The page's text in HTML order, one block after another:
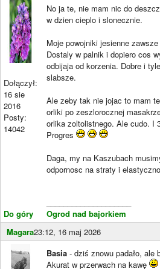
Dołączył:
16 sie
2016
Posty:
14042
Do góry
No ja te, nie mam nic do
w dzien cieplo i slonecznie.
Moje powojniki jesienne
Dostaly w palnik i dopiero cos
odbijaja od korzenia. Dobre i
slabsze.
Ale zeby tak nie jojac to mam
orliki po zeszlorocznej
orlika zoltolistnego. Ale cudo. I
Progres
Daga, my na Kaszubach
odpornosc na straty i
Ogrod nad bajorkiem
Magara23:12, 16 maj 2026
Basia - dziś znowu padało, ale
Akurat w przerwach na kawę